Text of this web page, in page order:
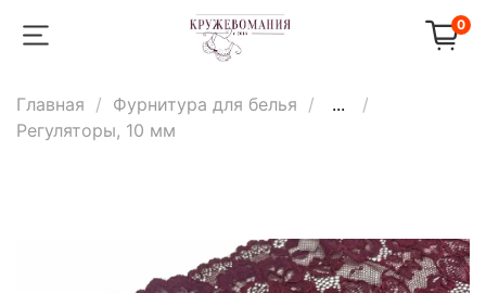
0
Главная Фурнитура для белья
...
Регуляторы, 10 мм